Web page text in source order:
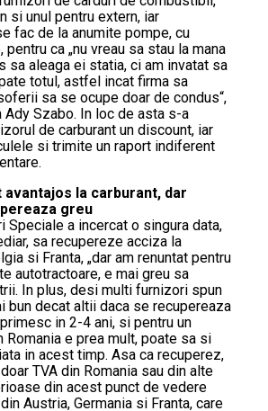
si unul pentru extern, iar
fac de la anumite pompe, cu
pentru ca „nu vreau sa stau la mana
sa aleaga ei statia, ci am invatat sa
totul, astfel incat firma sa
sa se ocupe doar de condus“,
Ady Szabo. In loc de asta s-a
de carburant un discount, iar
si trimite un raport indiferent
la carburant, dar
greu
Speciale a incercat o singura data,
sa recupereze acciza la
si Franta, „dar am renuntat pentru
autotractoare, e mai greu sa
In plus, desi multi furnizori spun
bun decat altii daca se recupereaza
in 2-4 ani, si pentru un
Romania e prea mult, poate sa si
in acest timp. Asa ca recuperez,
TVA din Romania sau din alte
din acest punct de vedere
Austria, Germania si Franta, care